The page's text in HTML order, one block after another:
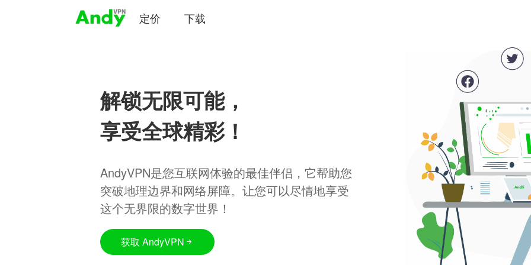
定价 下载
解锁无限可能，
享受全球精彩！
AndyVPN是您互联网体验的最佳伴侣，它帮助您
突破地理边界和网络屏障。让您可以尽情地享受
这个无界限的数字世界！
获取 AndyVPN